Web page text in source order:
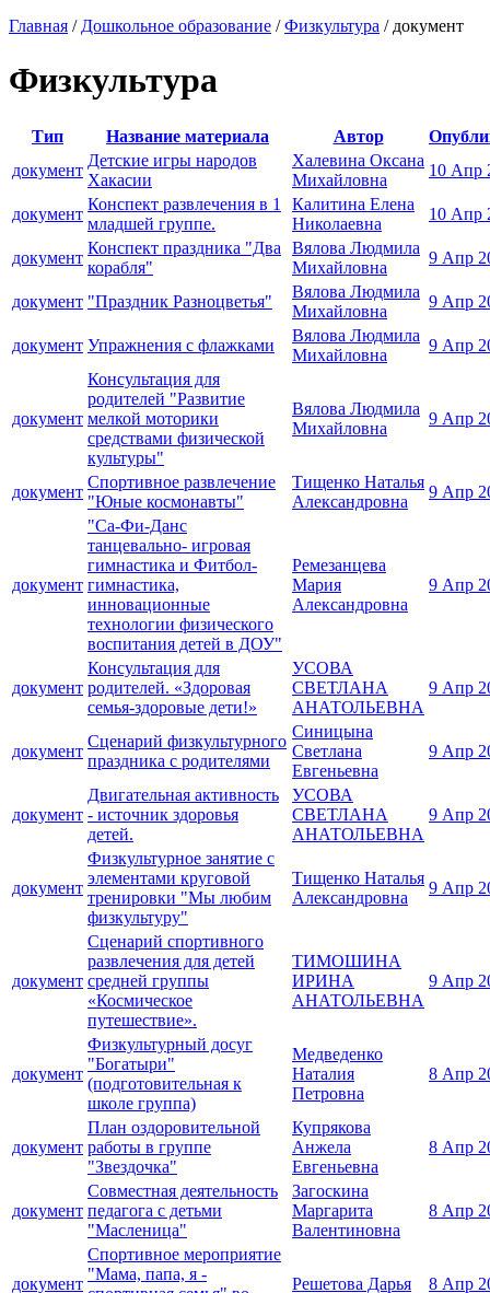
Главная / Дошкольное образование /Физкультура / документ
Физкультура
Тип Название материала Автор
документ
Детские игры народов
Хакасии
Халевина Оксана
Михайловна
10 Апр
документ
Конспект развлечения в 1
младшей группе.
Калитина Елена
Николаевна
10 Апр
документ
Конспект праздника "Два
корабля"
Вялова Людмила
Михайловна
9 Апр
документ "Праздник Разноцветья"
Вялова Людмила
Михайловна
9 Апр
документ Упражнения с флажками
Вялова Людмила
Михайловна
9 Апр
документ
Консультация для
родителей "Развитие
мелкой моторики
средствами физической
культуры"
Вялова Людмила
Михайловна
9 Апр
документ
Спортивное развлечение
"Юные космонавты"
Тищенко Наталья
Александровна
9 Апр
документ
"Са-Фи-Данс
танцевально- игровая
гимнастика и Фитбол-
гимнастика,
инновационные
технологии физического
воспитания детей в ДОУ"
Ремезанцева
Мария
Александровна
9 Апр
документ
Консультация для
родителей. «Здоровая
семья-здоровые дети!»
УСОВА
СВЕТЛАНА
АНАТОЛЬЕВНА
9 Апр
документ
Сценарий физкультурного
праздника с родителями
Синицына
Светлана
Евгеньевна
9 Апр
документ
Двигательная активность
- источник здоровья
детей.
УСОВА
СВЕТЛАНА
АНАТОЛЬЕВНА
9 Апр
документ
Физкультурное занятие с
элементами круговой
тренировки "Мы любим
физкультуру"
Тищенко Наталья
Александровна
9 Апр
документ
Сценарий спортивного
развлечения для детей
средней группы
«Космическое
путешествие».
ТИМОШИНА
ИРИНА
АНАТОЛЬЕВНА
9 Апр
документ
Физкультурный досуг
"Богатыри"
(подготовительная к
школе группа)
Медведенко
Наталия
Петровна
8 Апр
документ
План оздоровительной
работы в группе
"Звездочка"
Купрякова
Анжела
Евгеньевна
8 Апр
документ
Совместная деятельность
педагога с детьми
"Масленица"
Загоскина
Маргарита
Валентиновна
8 Апр
документ
Спортивное мероприятие
"Мама, папа, я -
Решетова Дарья 8 Апр